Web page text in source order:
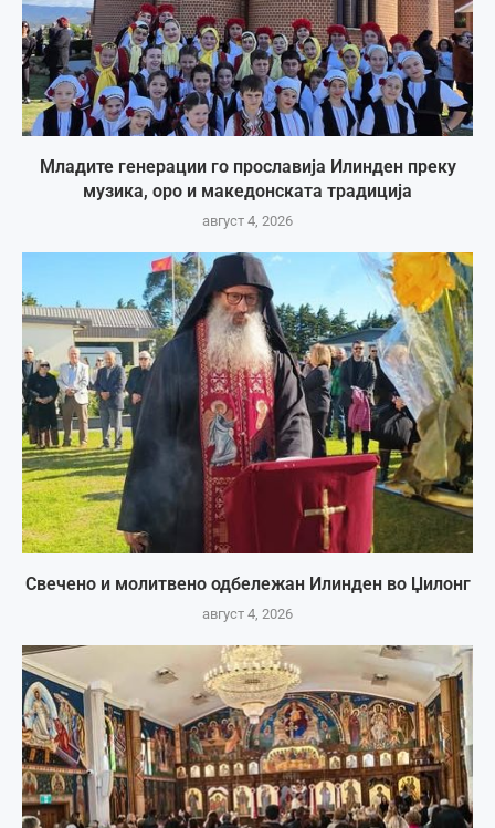
Младите генерации го прославија Илинден преку
музика, оро и македонската традиција
август 4, 2026
Свечено и молитвено одбележан Илинден во Џилонг
август 4, 2026